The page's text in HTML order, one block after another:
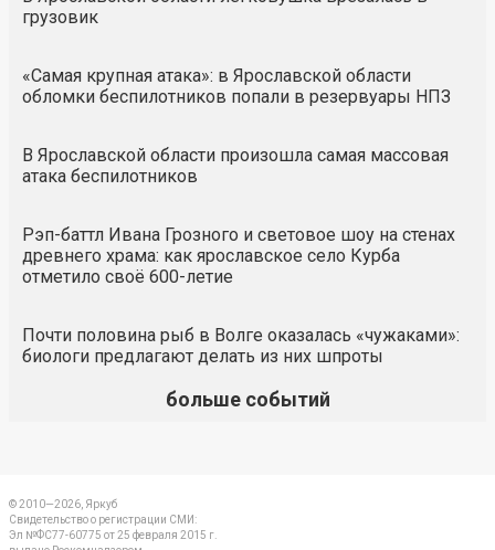
грузовик
«Самая крупная атака»: в Ярославской области
обломки беспилотников попали в резервуары НПЗ
В Ярославской области произошла самая массовая
атака беспилотников
Рэп-баттл Ивана Грозного и световое шоу на стенах
древнего храма: как ярославское село Курба
отметило своё 600-летие
Почти половина рыб в Волге оказалась «чужаками»:
биологи предлагают делать из них шпроты
больше событий
© 2010—2026, Яркуб
Свидетельство о регистрации СМИ:
Эл №ФС77-60775 от 25 февраля 2015 г.